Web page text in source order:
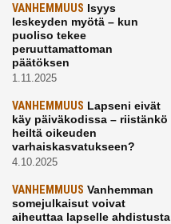
VANHEMMUUS Isyys
leskeyden myötä – kun
puoliso tekee
peruuttamattoman
päätöksen
1.11.2025
VANHEMMUUS Lapseni eivät
käy päiväkodissa – riistänkö
heiltä oikeuden
varhaiskasvatukseen?
4.10.2025
VANHEMMUUS Vanhemman
somejulkaisut voivat
aiheuttaa lapselle ahdistusta